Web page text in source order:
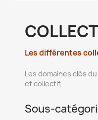
Les différentes
Les domaines clés
et collectif.
Sous-